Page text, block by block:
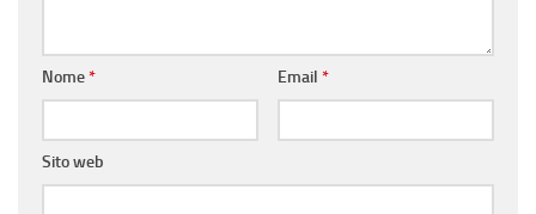
Nome* Email *
Sito web